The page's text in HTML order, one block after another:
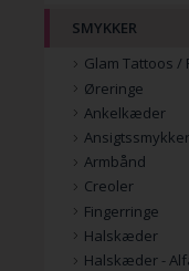
SMYKKER
Glam Tattoos /
Øreringe
Ankelkæder
Ansigtssmykker
Armbånd
Creoler
Fingerringe
Halskæder
Halskæder -